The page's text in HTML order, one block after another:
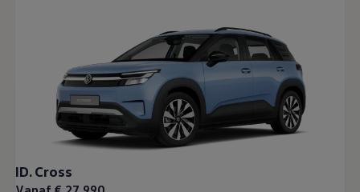
Economy Service
Aircoservice
Onderhoudsbeurt
APK
Elektrisch
Pechhulp
Autosleutel kwijt
ID. Software-updates
Digitale extra's
ID. Cross